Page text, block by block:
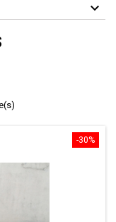
-30%